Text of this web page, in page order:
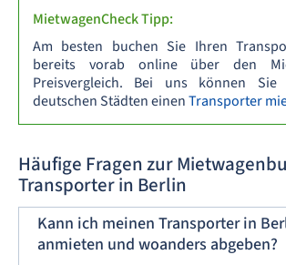
MietwagenCheck Tipp:
Am besten buchen Sie Ihren
bereits vorab online über den
Preisvergleich. Bei uns können
deutschen Städten einenTransporter
Häufige Fragen zur
Transporter in Berlin
Kann ich meinen Transporter in
anmieten und woanders abgeben?